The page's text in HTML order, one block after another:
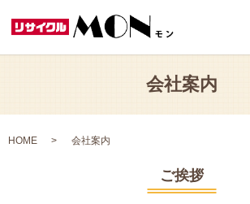
会社案内
HOME 会社案内
ご挨拶